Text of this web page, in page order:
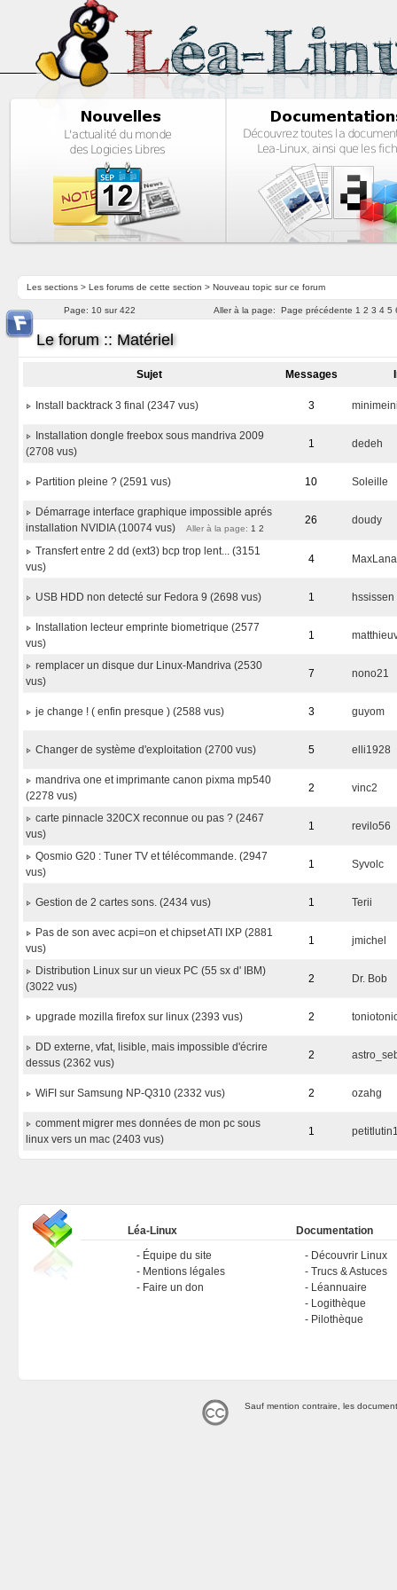
Les sections> Les forums de cette section > Nouveau topic sur ce forum
Aller à la page: Page précédente 1 2 3 4 5
Page: 10 sur 422
Le forum :: Matériel
Sujet Messages
Install backtrack 3 final (2347 vus) 3
Installation dongle freebox sous mandriva 2009
(2708 vus)
1 dedeh
Partition pleine ? (2591 vus) 10 Soleille
Démarrage interface graphique impossible aprés
installation NVIDIA (10074 vus)
Aller à la page: 1 2
26 doudy
Transfert entre 2 dd (ext3) bcp trop lent... (3151
vus)
4
USB HDD non detecté sur Fedora 9 (2698 vus) 1 hssissen
Installation lecteur emprinte biometrique (2577
vus)
1
remplacer un disque dur Linux-Mandriva (2530
vus)
7 nono21
je change ! ( enfin presque ) (2588 vus) 3 guyom
Changer de système d'exploitation (2700 vus) 5 elli1928
mandriva one et imprimante canon pixma mp540
(2278 vus)
2 vinc2
carte pinnacle 320CX reconnue ou pas ? (2467
vus)
1 revilo56
Qosmio G20 : Tuner TV et télécommande. (2947
vus)
1 Syvolc
Gestion de 2 cartes sons. (2434 vus) 1 Terii
Pas de son avec acpi=on et chipset ATI IXP (2881
vus)
1 jmichel
Distribution Linux sur un vieux PC (55 sx d' IBM)
(3022 vus)
2 Dr. Bob
upgrade mozilla firefox sur linux (2393 vus) 2
DD externe, vfat, lisible, mais impossible d'écrire
dessus (2362 vus)
2
WiFI sur Samsung NP-Q310 (2332 vus) 2 ozahg
comment migrer mes données de mon pc sous
linux vers un mac (2403 vus)
1
Léa-Linux
Équipe du site
Mentions légales
Faire un don
Documentation
Découvrir Linux
Trucs & Astuces
Léannuaire
Logithèque
Pilothèque
Sauf mention contraire, les